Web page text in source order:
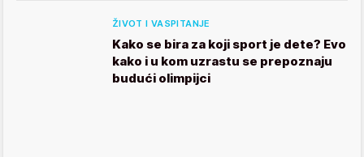
ŽIVOT I VASPITANJE
Kako se bira za koji sport je dete? Evo
kako i u kom uzrastu se prepoznaju
budući olimpijci